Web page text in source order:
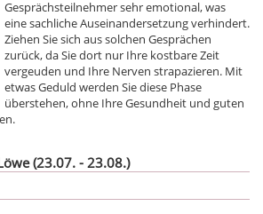
Gesprächsteilnehmer sehr emotional, was
eine sachliche Auseinandersetzung verhindert.
Ziehen Sie sich aus solchen Gesprächen
zurück, da Sie dort nur Ihre kostbare Zeit
vergeuden und Ihre Nerven strapazieren. Mit
etwas Geduld werden Sie diese Phase
überstehen, ohne Ihre Gesundheit und guten
(23.07. - 23.08.)